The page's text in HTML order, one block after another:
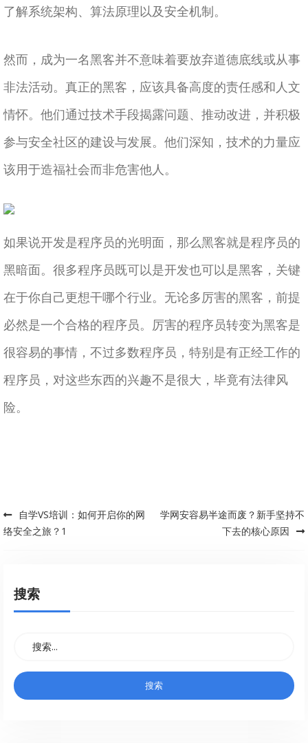
了解系统架构、算法原理以及安全机制。
然而，成为一名黑客并不意味着要放弃道德底线或从事
非法活动。真正的黑客，应该具备高度的责任感和人文
情怀。他们通过技术手段揭露问题、推动改进，并积极
参与安全社区的建设与发展。他们深知，技术的力量应
该用于造福社会而非危害他人。
如果说开发是程序员的光明面，那么黑客就是程序员的
黑暗面。很多程序员既可以是开发也可以是黑客，关键
在于你自己更想干哪个行业。无论多厉害的黑客，前提
必然是一个合格的程序员。厉害的程序员转变为黑客是
很容易的事情，不过多数程序员，特别是有正经工作的
程序员，对这些东西的兴趣不是很大，毕竟有法律风
险。
Post navigation
自学VS培训：如何开启你的网
络安全之旅？1
学网安容易半途而废？新手坚持不
下去的核心原因
搜索